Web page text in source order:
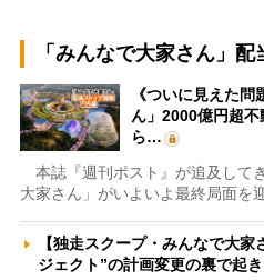
「みんなで大家さん」
《ついに見えた
ん」2000億円超不
ら…
本誌『週刊ポスト』が追及して
大家さん」がいよいよ最終局面を
【独走スクープ・みんなで大
ジェクト”の計画変更の裏で起